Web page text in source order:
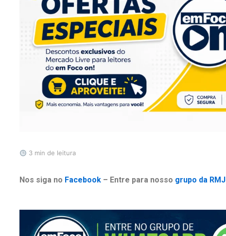
3 min de leitura
Nos siga no Facebook – Entre para nosso grupo da RMJ